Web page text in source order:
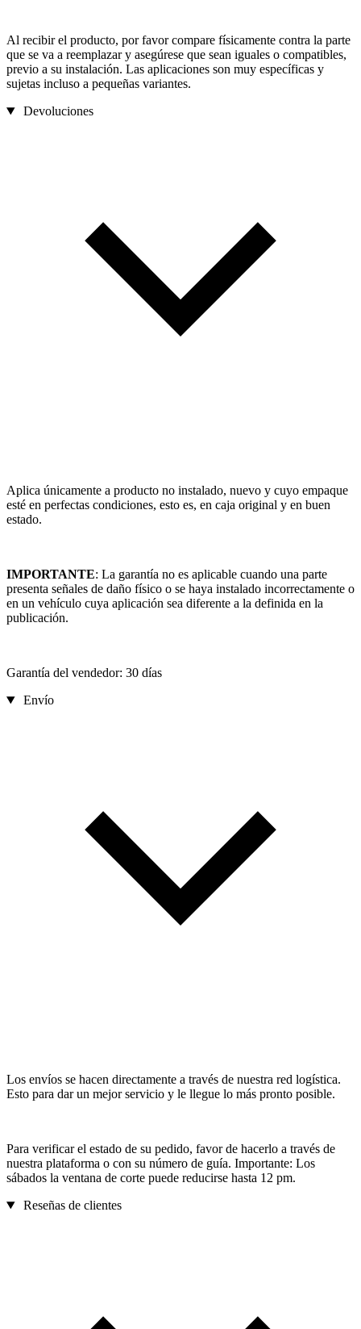
Al recibir el producto, por favor compare físicamente contra la parte
que se va a reemplazar y asegúrese que sean iguales o compatibles,
previo a su instalación. Las aplicaciones son muy específicas y
sujetas incluso a pequeñas variantes.
Devoluciones
Aplica únicamente a producto no instalado, nuevo y cuyo empaque
esté en perfectas condiciones, esto es, en caja original y en buen
estado.
IMPORTANTE: La garantía no es aplicable cuando una parte
presenta señales de daño físico o se haya instalado incorrectamente o
en un vehículo cuya aplicación sea diferente a la definida en la
publicación.
Garantía del vendedor: 30 días
Envío
Los envíos se hacen directamente a través de nuestra red logística.
Esto para dar un mejor servicio y le llegue lo más pronto posible.
Para verificar el estado de su pedido, favor de hacerlo a través de
nuestra plataforma o con su número de guía. Importante: Los
sábados la ventana de corte puede reducirse hasta 12 pm.
Reseñas de clientes